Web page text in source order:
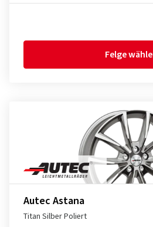
Felge
Autec Astana
Titan Silber Poliert